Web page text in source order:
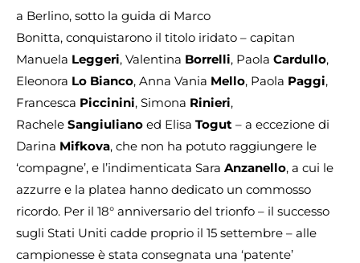
a Berlino, sotto la guida di Marco
Bonitta, conquistarono il titolo iridato – capitan
Manuela Leggeri, Valentina Borrelli, Paola Cardullo,
Eleonora Lo Bianco, Anna Vania Mello, Paola Paggi,
Francesca Piccinini, Simona Rinieri,
Rachele Sangiuliano ed Elisa Togut – a eccezione di
Darina Mifkova, che non ha potuto raggiungere le
‘compagne’, e l’indimenticata Sara Anzanello, a cui le
azzurre e la platea hanno dedicato un commosso
ricordo. Per il 18° anniversario del trionfo – il successo
sugli Stati Uniti cadde proprio il 15 settembre – alle
campionesse è stata consegnata una ‘patente’